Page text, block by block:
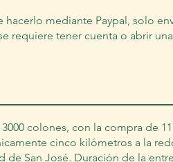
mediante Paypal, solo
requiere tener cuenta o abrir
colones, con la compra de
cinco kilómetros a la
de San José. Duración de la